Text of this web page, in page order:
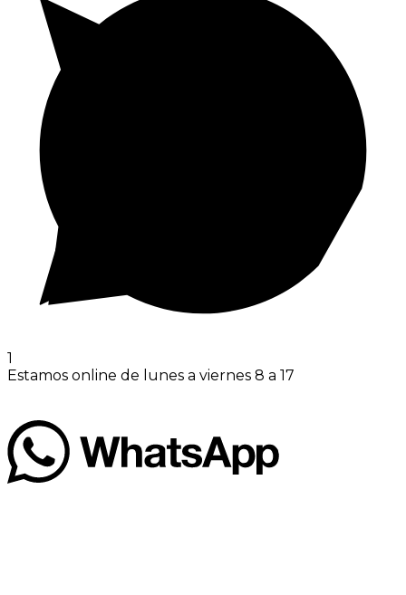
1
Estamos online de lunes a viernes 8 a 17